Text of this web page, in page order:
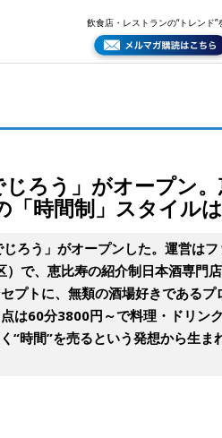
飲食店・レストランの“トレンド
ろう」がオープン
「時間制」スタイル
ろう」がオープンした。運営は
）で、恵比寿の紹介制日本酒専門
プトに、無類の酒場好きである
は60分3800円～で料理・ドリン
“時間”を売るという発想から生